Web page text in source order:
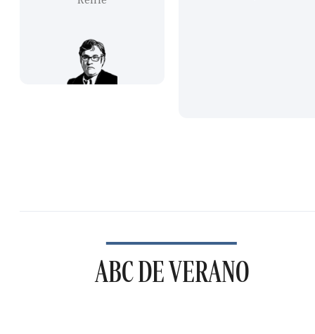
ABC DE VERANO